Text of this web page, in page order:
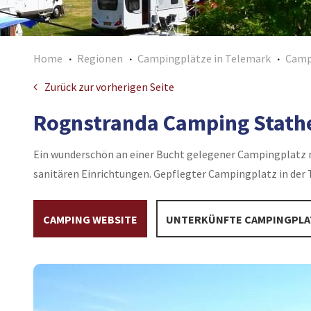
Home Regionen Campingplätze in Telemark
Zurück zur vorherigen Seite
Rognstranda Camping
Ein wunderschön an einer Bucht gelegener
sanitären Einrichtungen. Gepflegter Campingplatz in der
CAMPING WEBSITE UNTERKÜNFTE